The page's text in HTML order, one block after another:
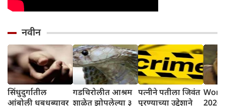
नवीन
सिंधुदुर्गातील
आंबोली धबधब्यावर
गडचिरोलीत आश्रम
शाळेत झोपलेल्या ३
पत्नीने पतीला जिवंत
पुरण्याच्या उद्देशाने